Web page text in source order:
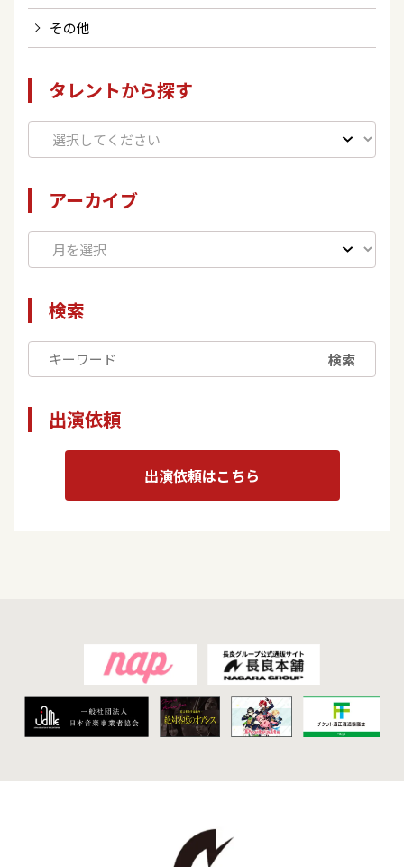
その他
タレントから探す
アーカイブ
検索
検索
出演依頼
出演依頼はこちら